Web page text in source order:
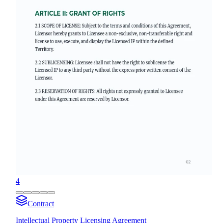
4
Contract
Intellectual Property Licensing Agreement